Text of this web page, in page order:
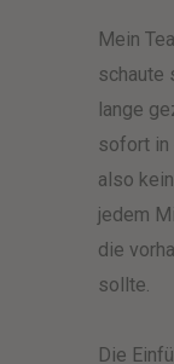
Mein
schaute
lange
sofort in
also
jedem
die
sollte.
Die